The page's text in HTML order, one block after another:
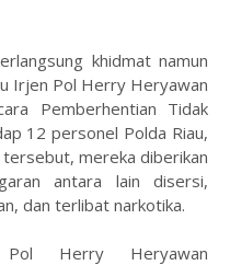
khidmat namun
Irjen Pol Herry Heryawan
Pemberhentian Tidak
12 personel Polda Riau,
mereka diberikan
antara lain disersi,
dan terlibat narkotika.
Herry Heryawan